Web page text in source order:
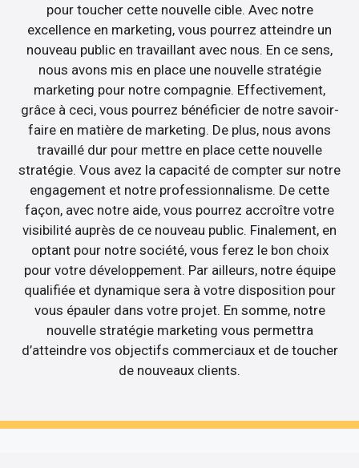
pour toucher cette nouvelle cible. Avec notre
excellence en marketing, vous pourrez atteindre un
nouveau public en travaillant avec nous. En ce sens,
nous avons mis en place une nouvelle stratégie
marketing pour notre compagnie. Effectivement,
grâce à ceci, vous pourrez bénéficier de notre savoir-
faire en matière de marketing. De plus, nous avons
travaillé dur pour mettre en place cette nouvelle
stratégie. Vous avez la capacité de compter sur notre
engagement et notre professionnalisme. De cette
façon, avec notre aide, vous pourrez accroître votre
visibilité auprès de ce nouveau public. Finalement, en
optant pour notre société, vous ferez le bon choix
pour votre développement. Par ailleurs, notre équipe
qualifiée et dynamique sera à votre disposition pour
vous épauler dans votre projet. En somme, notre
nouvelle stratégie marketing vous permettra
d’atteindre vos objectifs commerciaux et de toucher
de nouveaux clients.